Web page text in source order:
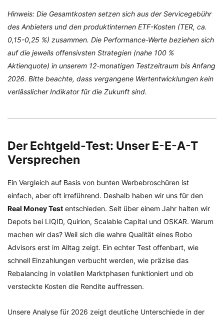
Hinweis: Die Gesamtkosten setzen sich aus der Servicegebühr
des Anbieters und den produktinternen ETF-Kosten (TER, ca.
0,15-0,25 %) zusammen. Die Performance-Werte beziehen sich
auf die jeweils offensivsten Strategien (nahe 100 %
Aktienquote) in unserem 12-monatigen Testzeitraum bis Anfang
2026. Bitte beachte, dass vergangene Wertentwicklungen kein
verlässlicher Indikator für die Zukunft sind.
Der Echtgeld-Test: Unser E-E-A-T
Versprechen
Ein Vergleich auf Basis von bunten Werbebroschüren ist
einfach, aber oft irreführend. Deshalb haben wir uns für den
Real Money Test entschieden. Seit über einem Jahr halten wir
Depots bei LIQID, Quirion, Scalable Capital und OSKAR. Warum
machen wir das? Weil sich die wahre Qualität eines Robo
Advisors erst im Alltag zeigt. Ein echter Test offenbart, wie
schnell Einzahlungen verbucht werden, wie präzise das
Rebalancing in volatilen Marktphasen funktioniert und ob
versteckte Kosten die Rendite auffressen.
Unsere Analyse für 2026 zeigt deutliche Unterschiede in der